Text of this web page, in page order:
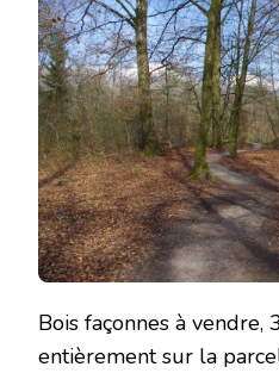
Bois façonnes à vendre,
entièrement sur la